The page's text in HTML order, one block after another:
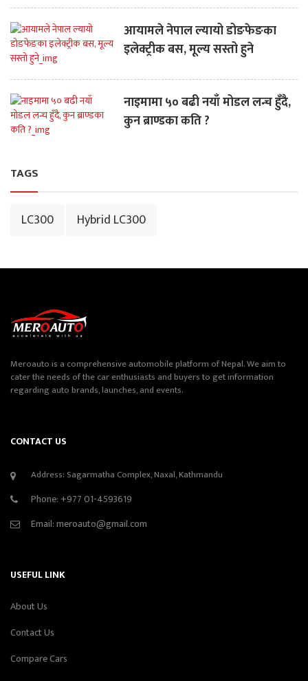
आयामले नेपाल ल्यायो डोङफेङका
इलेक्ट्रीक बस, मूल्य सस्तो हुने
नाइमामा ५० बढी नयाँ मोडल लन्च हुँदै,
कुन ब्राण्डका कति ?
TAGS
LC300 Hybrid LC300
Meroauto is a comprehensive automobile platform of Nepal. We aim to
cater the needs of the car enthusiasts and buyers to get information
regarding auto brands, launches, and events.
CONTACT US
Address: Sagarmatha Complex, Naxal, Kathmandu
Phone: +977 01-4593619
Email:meroauto@gmail.com
USEFUL LINK
About Us
Contact Us
Compare Cars